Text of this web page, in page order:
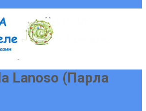
Lanoso (Парла